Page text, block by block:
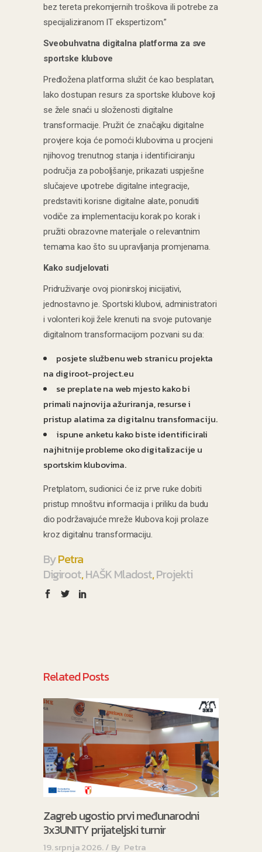
bez tereta prekomjernih troškova ili potrebe za
specijaliziranom IT ekspertizom.”
Sveobuhvatna digitalna platforma za sve
sportske klubove
Predložena platforma služit će kao besplatan,
lako dostupan resurs za sportske klubove koji
se žele snaći u složenosti digitalne
transformacije. Pružit će značajku digitalne
provjere koja će pomoći klubovima u procjeni
njihovog trenutnog stanja i identificiranju
područja za poboljšanje, prikazati uspješne
slučajeve upotrebe digitalne integracije,
predstaviti korisne digitalne alate, ponuditi
vodiče za implementaciju korak po korak i
pružiti obrazovne materijale o relevantnim
temama kao što su upravljanja promjenama.
Kako sudjelovati
Pridruživanje ovoj pionirskoj inicijativi,
jednostavno je. Sportski klubovi, administratori
i volonteri koji žele krenuti na svoje putovanje
digitalnom transformacijom pozvani su da:
posjete službenu web stranicu projekta
na digiroot-project.eu
se preplate na web mjesto kako bi
primali najnovija ažuriranja, resurse i
pristup alatima za digitalnu transformaciju.
ispune anketu kako biste identificirali
najhitnije probleme oko digitalizacije u
sportskim klubovima.
Pretplatom, sudionici će iz prve ruke dobiti
pristup mnoštvu informacija i priliku da budu
dio podržavajuće mreže klubova koji prolaze
kroz digitalnu transformaciju.
ByPetra
Digiroot,HAŠK Mladost,Projekti
Related Posts
Zagreb ugostio prvi međunarodni
3x3UNITY prijateljski turnir
19. srpnja 2026. By Petra